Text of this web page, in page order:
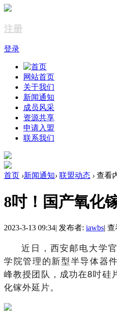
注册
登录
网站首页
关于我们
新闻通知
成员风采
资源共享
申请入盟
联系我们
首页 ›新闻通知› 联盟动态 › 查看
8吋！国产氧化
2023-3-13 09:34| 发布者: iawbs| 查
近日，西安邮电大学
学院管理的新型半导体器
峰教授团队，成功在8吋硅
化镓外延片。